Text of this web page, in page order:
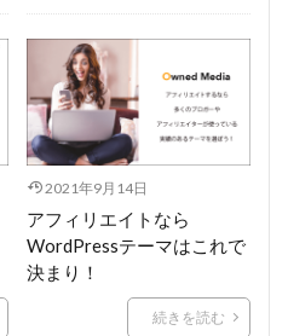
2021年9月14日
アフィリエイトなら
WordPressテーマはこれで
決まり！
続きを読む